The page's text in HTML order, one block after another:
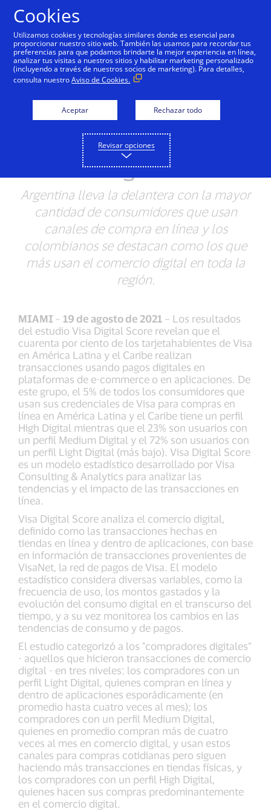
Cuatro de cada diez
consumidores de Visa en
América Latina y el
Caribe son usuarios
activos del comercio
digital
Argentina lleva la delantera con la mayor
cantidad de consumidores que usan
canales de compra en línea y los
colombianos se destacan como los que
más usan el comercio digital en toda la
región.
MIAMI – 19 de agosto de 2021 – Los resultados
del estudio Visa Digital Score revelan que el
cuarenta por ciento de los tarjetahabientes de Visa
en América Latina y el Caribe realizan
transacciones usando pagos digitales en
plataformas de e-commerce o en aplicaciones. De
este grupo, el 5% de todos los consumidores que
usan sus credenciales de Visa para compras en
línea en América Latina y el Caribe tiene un perfil
High Digital mientras que el 23% son usuarios con
un perfil Medium Digital y el 72% son usuarios con
un perfil Light Digital (más bajo). Visa Digital Score
es un modelo estadístico desarrollado por Visa
Consulting & Analytics para analizar las
tendencias y el impacto de las transacciones en
línea.
Visa Digital Score analiza el comercio digital,
definido como las transacciones hechas en
tiendas en línea y dentro de aplicaciones, con base
en información de transacciones provenientes de
VisaNet, la red de pagos de Visa. El modelo
estadístico considera diversas variables, como la
frecuencia de uso, los montos gastados y la
evolución del consumo digital en el transcurso del
tiempo, y a su vez monitorea los cambios en las
tendencias de consumo y de pagos.
El estudio categorizó a los "compradores digitales”
- aquellos que hicieron transacciones de comercio
digital - en tres niveles: los compradores con un
perfil Light Digital, quienes compran en línea y
dentro de aplicaciones esporádicamente (en
promedio hasta cuatro veces al mes); los
compradores con un perfil Medium Digital,
quienes en promedio compran más de cuatro
veces al mes en comercio digital, y usan estos
canales para compras cotidianas pero siguen
haciendo más transacciones en tiendas físicas, y
los compradores con un perfil High Digital,
quienes hacen sus compras predominantemente
en el comercio digital.
Cookies
Utilizamos cookies y tecnologías similares donde es esencial para
proporcionar nuestro sitio web. También las usamos para recordar tus
preferencias para que podamos brindarte la mejor experiencia en línea,
analizar tus visitas a nuestros sitios y habilitar marketing personalizado
(incluyendo a través de nuestros socios de marketing). Para detalles,
consulta nuestroAviso de Cookies.
Aceptar Rechazar todo
Revisar opciones